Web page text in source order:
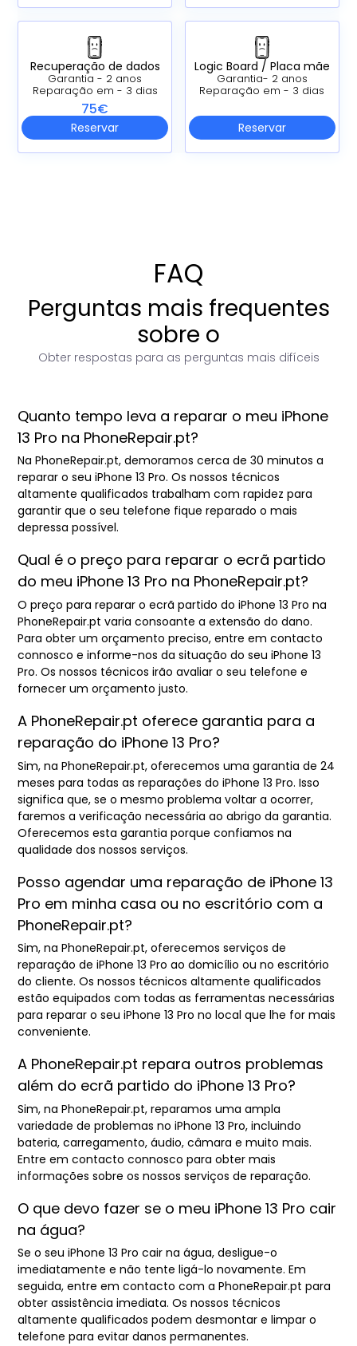
Recuperação de dados
Garantia - 2 anos
Reparação em - 3 dias
75€
Reservar
Logic Board / Placa mãe
Garantia- 2 anos
Reparação em - 3 dias
Reservar
FAQ
Perguntas mais frequentes
sobre o
Obter respostas para as perguntas mais difíceis
Quanto tempo leva a reparar o meu iPhone
13 Pro na PhoneRepair.pt?
Na PhoneRepair.pt, demoramos cerca de 30 minutos a
reparar o seu iPhone 13 Pro. Os nossos técnicos
altamente qualificados trabalham com rapidez para
garantir que o seu telefone fique reparado o mais
depressa possível.
Qual é o preço para reparar o ecrã partido
do meu iPhone 13 Pro na PhoneRepair.pt?
O preço para reparar o ecrã partido do iPhone 13 Pro na
PhoneRepair.pt varia consoante a extensão do dano.
Para obter um orçamento preciso, entre em contacto
connosco e informe-nos da situação do seu iPhone 13
Pro. Os nossos técnicos irão avaliar o seu telefone e
fornecer um orçamento justo.
A PhoneRepair.pt oferece garantia para a
reparação do iPhone 13 Pro?
Sim, na PhoneRepair.pt, oferecemos uma garantia de 24
meses para todas as reparações do iPhone 13 Pro. Isso
significa que, se o mesmo problema voltar a ocorrer,
faremos a verificação necessária ao abrigo da garantia.
Oferecemos esta garantia porque confiamos na
qualidade dos nossos serviços.
Posso agendar uma reparação de iPhone 13
Pro em minha casa ou no escritório com a
PhoneRepair.pt?
Sim, na PhoneRepair.pt, oferecemos serviços de
reparação de iPhone 13 Pro ao domicílio ou no escritório
do cliente. Os nossos técnicos altamente qualificados
estão equipados com todas as ferramentas necessárias
para reparar o seu iPhone 13 Pro no local que lhe for mais
conveniente.
A PhoneRepair.pt repara outros problemas
além do ecrã partido do iPhone 13 Pro?
Sim, na PhoneRepair.pt, reparamos uma ampla
variedade de problemas no iPhone 13 Pro, incluindo
bateria, carregamento, áudio, câmara e muito mais.
Entre em contacto connosco para obter mais
informações sobre os nossos serviços de reparação.
O que devo fazer se o meu iPhone 13 Pro cair
na água?
Se o seu iPhone 13 Pro cair na água, desligue-o
imediatamente e não tente ligá-lo novamente. Em
seguida, entre em contacto com a PhoneRepair.pt para
obter assistência imediata. Os nossos técnicos
altamente qualificados podem desmontar e limpar o
telefone para evitar danos permanentes.